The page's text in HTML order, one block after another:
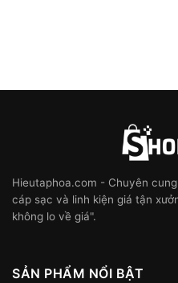
Hieutaphoa.com - Chuyên
cáp sạc và linh kiện giá tận
không lo về giá".
SẢN PHẨM NỔI BẬT